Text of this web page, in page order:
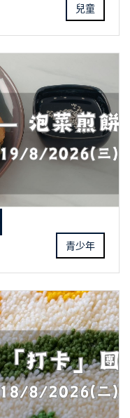
兒童
青少年